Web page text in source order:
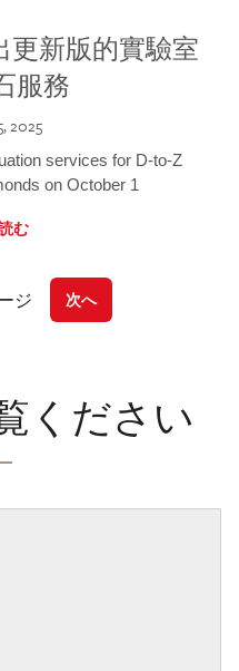
更新版的實驗室
服務
2025
services for D-to-Z
on October 1
む
ジ 次へ
ください